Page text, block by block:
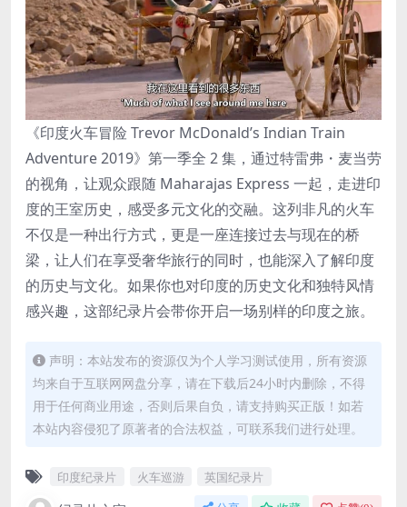
《印度火车冒险 Trevor McDonald’s Indian Train
Adventure 2019》第一季全 2 集，通过特雷弗・麦当劳
的视角，让观众跟随 Maharajas Express 一起，走进印
度的王室历史，感受多元文化的交融。这列非凡的火车
不仅是一种出行方式，更是一座连接过去与现在的桥
梁，让人们在享受奢华旅行的同时，也能深入了解印度
的历史与文化。如果你也对印度的历史文化和独特风情
感兴趣，这部纪录片会带你开启一场别样的印度之旅。
声明：本站发布的资源仅为个人学习测试使用，所有资源
均来自于互联网网盘分享，请在下载后24小时内删除，不得
用于任何商业用途，否则后果自负，请支持购买正版！如若
本站内容侵犯了原著者的合法权益，可联系我们进行处理。
印度纪录片 火车巡游 英国纪录片